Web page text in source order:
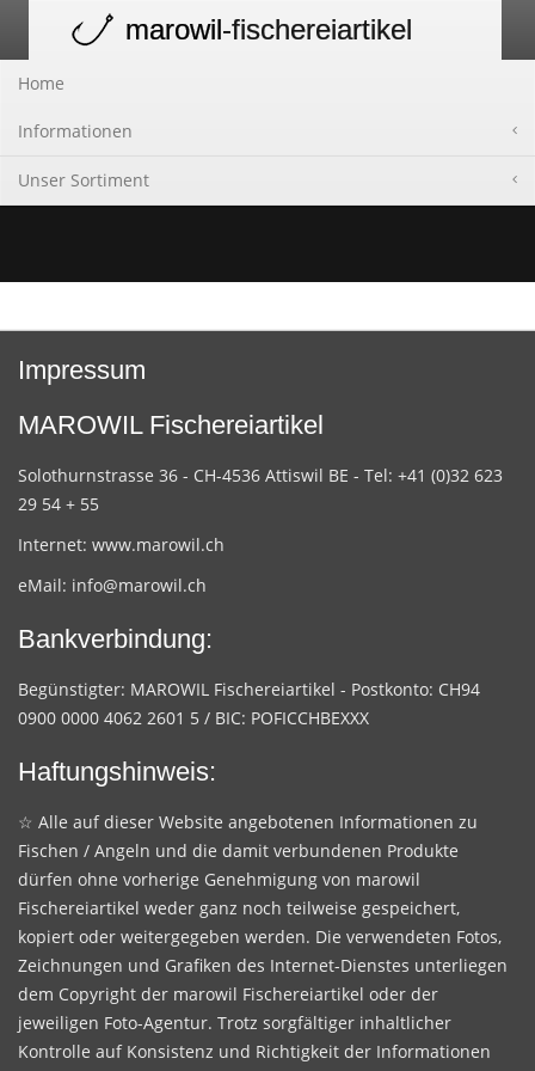
navigation
marowil-fischereiartikel
Home
Informationen
Unser Sortiment
Impressum
MAROWIL Fischereiartikel
Solothurnstrasse 36 - CH-4536 Attiswil BE - Tel: +41 (0)32 623
29 54 + 55
Internet: www.marowil.ch
eMail: info@marowil.ch
Bankverbindung:
Begünstigter: MAROWIL Fischereiartikel - Postkonto: CH94
0900 0000 4062 2601 5 / BIC: POFICCHBEXXX
Haftungshinweis:
☆ Alle auf dieser Website angebotenen Informationen zu
Fischen / Angeln und die damit verbundenen Produkte
dürfen ohne vorherige Genehmigung von marowil
Fischereiartikel weder ganz noch teilweise gespeichert,
kopiert oder weitergegeben werden. Die verwendeten Fotos,
Zeichnungen und Grafiken des Internet-Dienstes unterliegen
dem Copyright der marowil Fischereiartikel oder der
jeweiligen Foto-Agentur. Trotz sorgfältiger inhaltlicher
Kontrolle auf Konsistenz und Richtigkeit der Informationen